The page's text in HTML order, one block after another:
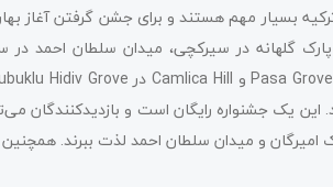
بسیار مهم هستند و برای جشن گرفتن آغاز
گلهانه در سیرکچی، میدان سلطان احمد در
امیرگان و میدان سلطان احمد لذت ببرند. همچنین